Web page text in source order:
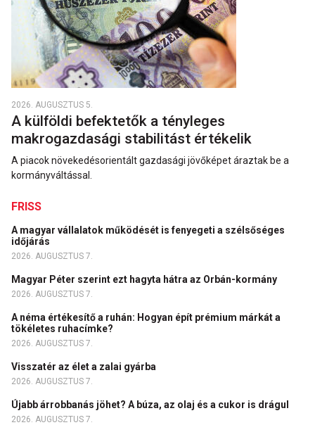
2026. AUGUSZTUS 5.
A külföldi befektetők a tényleges
makrogazdasági stabilitást értékelik
A piacok növekedésorientált gazdasági jövőképet áraztak be a
kormányváltással.
FRISS
A magyar vállalatok működését is fenyegeti a szélsőséges
időjárás
2026. AUGUSZTUS 7.
Magyar Péter szerint ezt hagyta hátra az Orbán-kormány
2026. AUGUSZTUS 7.
A néma értékesítő a ruhán: Hogyan épít prémium márkát a
tökéletes ruhacímke?
2026. AUGUSZTUS 7.
Visszatér az élet a zalai gyárba
2026. AUGUSZTUS 7.
Újabb árrobbanás jöhet? A búza, az olaj és a cukor is drágul
2026. AUGUSZTUS 7.